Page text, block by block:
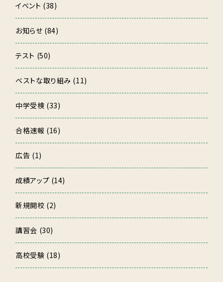
イベント (38)
お知らせ (84)
テスト (50)
ベストな取り組み (11)
中学受検 (33)
合格速報 (16)
広告 (1)
成績アップ (14)
新規開校 (2)
講習会 (30)
高校受験 (18)